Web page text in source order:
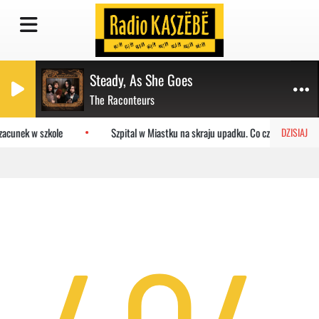
Steady, As She Goes
The Raconteurs
DZISIAJ
w szkole Szpital w Miastku na skraju upadku. Co czeka